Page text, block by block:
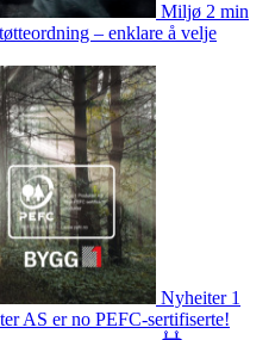
Miljø 2 min
– enklare å velje
Nyheiter 1
AS er no PEFC-sertifiserte!